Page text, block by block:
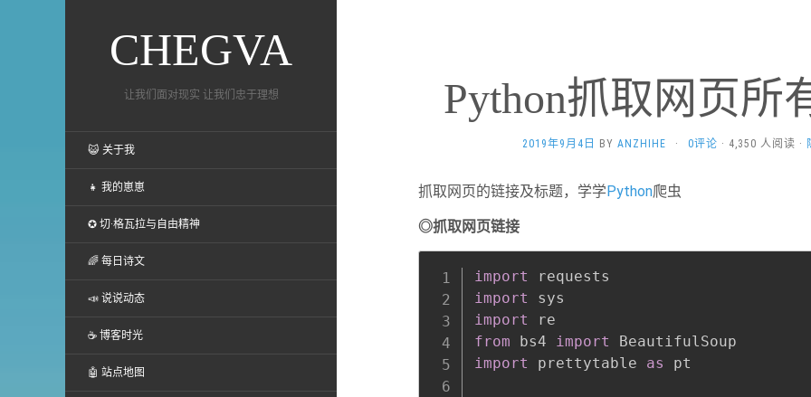
CHEGVA
让我们面对现实 让我们忠于理想
😺 关于我
👧 我的崽崽
✪ 切·格瓦拉与自由精神
🌈 每日诗文
📣 说说动态
☕ 博客时光
🤖 站点地图
Python抓取网页所
2019年9月4日 BY ANZHIHE · 0评论 · 4,350 人阅读 ·
抓取网页的链接及标题，学学Python爬虫
◎抓取网页链接
import
import
import
from bs4 import
import prettytable as pt